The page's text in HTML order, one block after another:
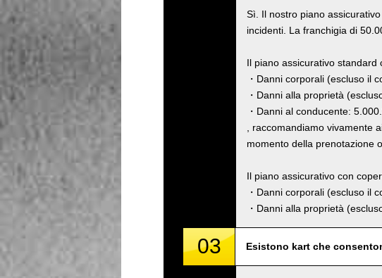
Sì. Il nostro piano
incidenti. La franchigia di
Il piano assicurativo standard
・Danni corporali (escluso il
・Danni alla proprietà
・Danni al conducente:
, raccomandiamo vivamente
momento della prenotazione
Il piano assicurativo con
・Danni corporali (escluso il
・Danni alla proprietà
03 Esistono kart che